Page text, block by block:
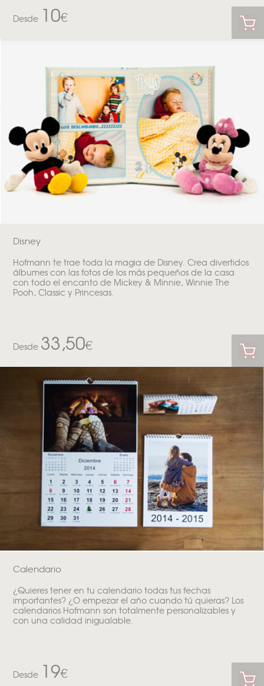
Desde 10€
Disney
Hofmann te trae toda la magia de Disney. Crea divertidos
álbumes con las fotos de los más pequeños de la casa
con todo el encanto de Mickey & Minnie, Winnie The
Pooh, Classic y Princesas.
Desde 33,50€
Calendario
¿Quieres tener en tu calendario todas tus fechas
importantes? ¿O empezar el año cuando tú quieras? Los
calendarios Hofmann son totalmente personalizables y
con una calidad inigualable.
Desde 19€